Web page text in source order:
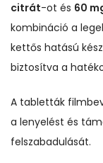
citrát-ot és 60
kombináció a
kettős hatású
biztosítva a
A tabletták
a lenyelést és
felszabadulását.